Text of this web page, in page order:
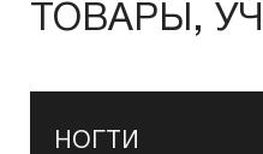
ТОВАРЫ,
НОГТИ